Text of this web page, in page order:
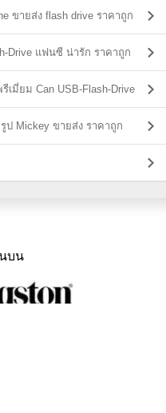
ขายส่ง flash drive ราคาถูก
Drive แฟนซี น่ารัก ราคาถูก
มี่ยม Can USB-Flash-Drive
ป Mickey ขายส่ง ราคาถูก
บน